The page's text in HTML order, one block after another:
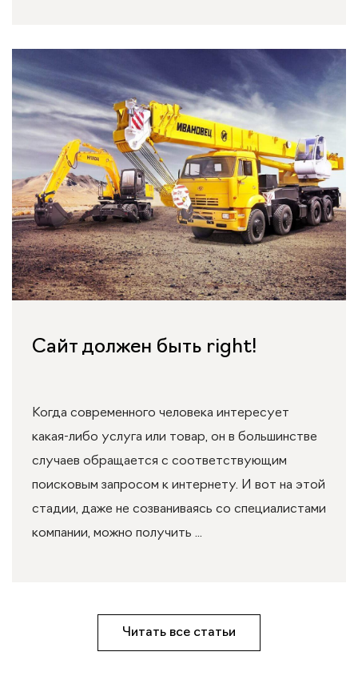
Сайт должен быть right!
Когда современного человека интересует
какая-либо услуга или товар, он в большинстве
случаев обращается с соответствующим
поисковым запросом к интернету. И вот на этой
стадии, даже не созваниваясь со специалистами
компании, можно получить ...
Читать все статьи